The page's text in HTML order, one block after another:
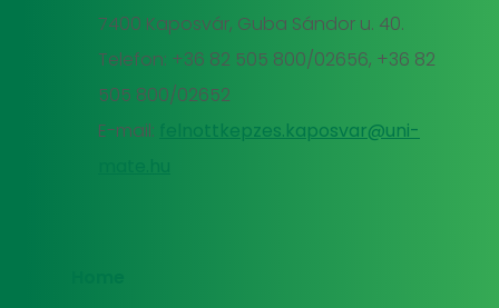
7400 Kaposvár, Guba Sándor u. 40.
Telefon: +36 82 505 800/02656, +36 82
505 800/02652
E-mail:
felnottkepzes.kaposvar@uni-